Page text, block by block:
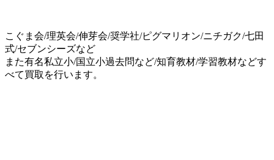
こぐま会/理英会/伸芽会/奨学社/ピグマリオン/ニチガク/七田
式/セブンシーズなど
また有名私立小/国立小過去問など/知育教材/学習教材などす
べて買取を行います。